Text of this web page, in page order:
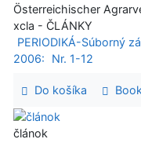
Österreichischer
xcla - ČLÁNKY
PERIODIKÁ-Súborný
2006:
Nr. 1-12
Do košíka
článok